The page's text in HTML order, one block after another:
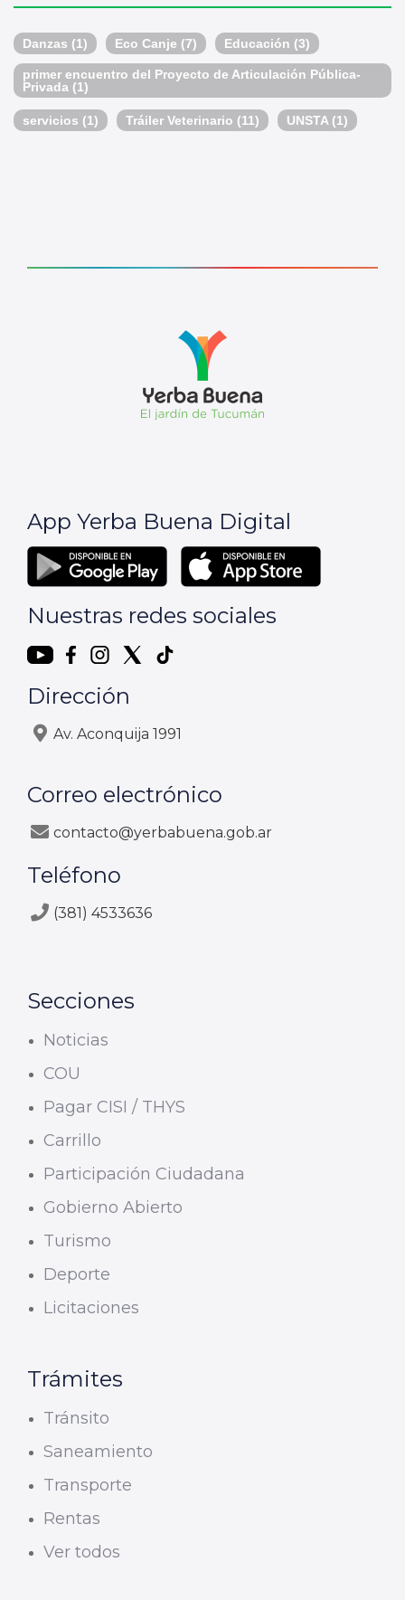
Danzas (1) Eco Canje (7) Educación (3)
primer encuentro del Proyecto de Articulación Pública-
Privada (1)
servicios (1) Tráiler Veterinario (11) UNSTA (1)
App Yerba Buena Digital
Nuestras redes sociales
Dirección
Av. Aconquija 1991
Correo electrónico
contacto@yerbabuena.gob.ar
Teléfono
(381) 4533636
Secciones
Noticias
COU
Pagar CISI / THYS
Carrillo
Participación Ciudadana
Gobierno Abierto
Turismo
Deporte
Licitaciones
Trámites
Tránsito
Saneamiento
Transporte
Rentas
Ver todos